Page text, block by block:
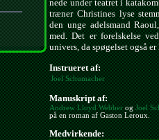
nede under teatret i
træner Christines lyse
den unge adelsmand
med. Det er forelskelse
univers, da spøgelset også
Instrueret af:
Joel Schumacher
Manuskript af:
Andrew Lloyd WebberogJoel
på en roman af Gaston Leroux.
Medvirkende: